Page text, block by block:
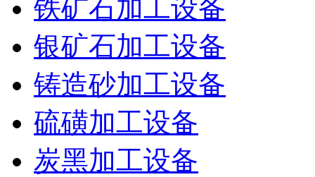
铁矿石加工设备
银矿石加工设备
铸造砂加工设备
硫磺加工设备
炭黑加工设备